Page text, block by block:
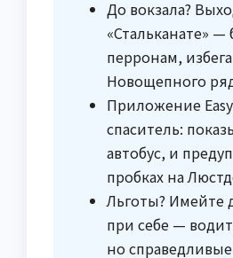
До вокзала?
«Стальканате»
перронам,
Новощепного
Приложение
спаситель:
автобус, и
пробках на
Льготы? Имейте
при себе —
но